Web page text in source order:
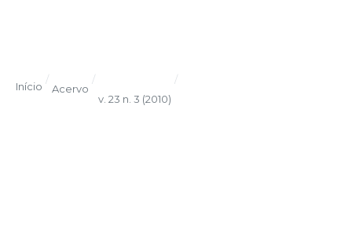
Início
/
Acervo
/
v. 23 n. 3 (2010)
/